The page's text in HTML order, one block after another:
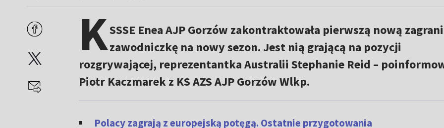
KSSSE Enea AJP Gorzów zakontraktowała pierwszą nową
zawodniczkę na nowy sezon. Jest nią grającą na pozycji
rozgrywającej, reprezentantka Australii Stephanie Reid –
Piotr Kaczmarek z KS AZS AJP Gorzów Wlkp.
Polacy zagrają z europejską potęgą. Ostatnie przygotowania